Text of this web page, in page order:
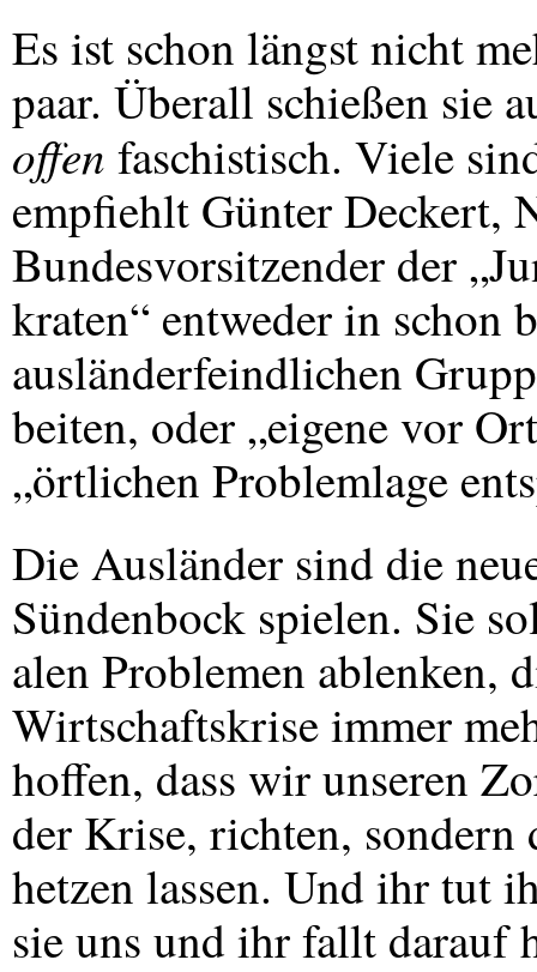
Es ist schon längst nicht
paar. Überall schießen sie
offen faschistisch. Viele
empfiehlt Günter Deckert,
Bundesvorsitzender der
kraten“ entweder in schon
ausländerfeindlichen
beiten, oder „eigene vor
„örtlichen Problemlage
Die Ausländer sind die
Sündenbock spielen. Sie
alen Problemen ablenken,
Wirtschaftskrise immer
hoffen, dass wir unseren
der Krise, richten, sondern
hetzen lassen. Und ihr tut
sie uns und ihr fallt darauf